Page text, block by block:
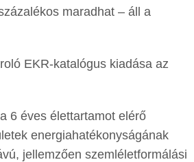
maradhat – áll a
EKR-katalógus kiadása az
6 éves élettartamot elérő
energiahatékonyságának
jellemzően szemléletformálási